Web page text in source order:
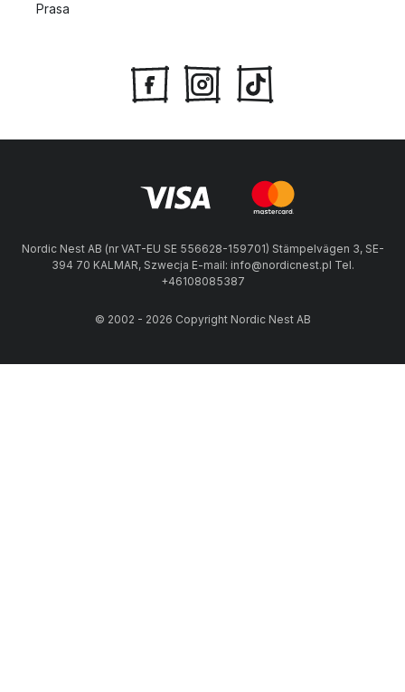
Prasa
Nordic Nest AB (nr VAT-EU SE 556628-159701) Stämpelvägen 3, SE-
394 70 KALMAR, Szwecja E-mail: info@nordicnest.pl Tel.
+46108085387
© 2002 - 2026 Copyright Nordic Nest AB